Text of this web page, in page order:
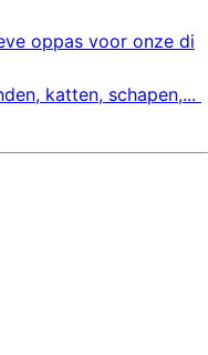
oppas voor onze di
katten, schapen,...